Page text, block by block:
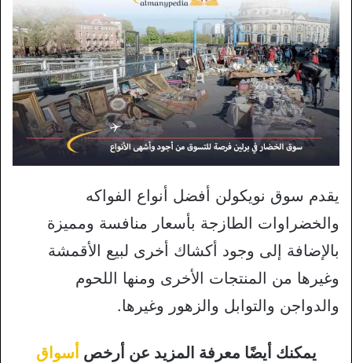
يقدم سوق نويكولن أفضل أنواع الفواكه
والخضراوات الطازجة بأسعار منافسة ومميزة
بالإضافة إلى وجود أكشاك أخرى لبيع الأقمشة
وغيرها من المنتجات الأخرى ومنها اللحوم
والدواجن والتوابل والزهور وغيرها.
يمكنك أيضًا معرفة المزيد عن أرخص أسواق